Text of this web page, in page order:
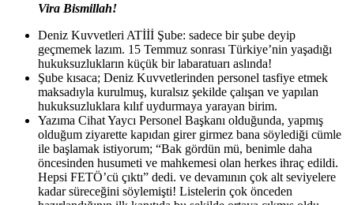
Vira Bismillah!
Deniz Kuvvetleri ATİİİ Şube: sadece bir şube deyip
geçmemek lazım. 15 Temmuz sonrası Türkiye’nin yaşadığı
hukuksuzlukların küçük bir labaratuarı aslında!
Şube kısaca; Deniz Kuvvetlerinden personel tasfiye etmek
maksadıyla kurulmuş, kuralsız şekilde çalışan ve yapılan
hukuksuzluklara kılıf uydurmaya yarayan birim.
Yazıma Cihat Yaycı Personel Başkanı olduğunda, yapmış
olduğum ziyarette kapıdan girer girmez bana söylediği cümle
ile başlamak istiyorum; “Bak gördün mü, benimle daha
öncesinden husumeti ve mahkemesi olan herkes ihraç edildi.
Hepsi FETÖ’cü çıktı” dedi. ve devamının çok alt seviyelere
kadar süreceğini söylemişti! Listelerin çok önceden